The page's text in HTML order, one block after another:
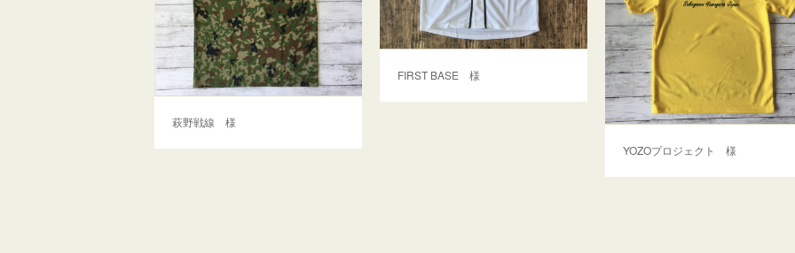
FIRST BASE 様
萩野戦線 様
YOZOプロジェクト 様